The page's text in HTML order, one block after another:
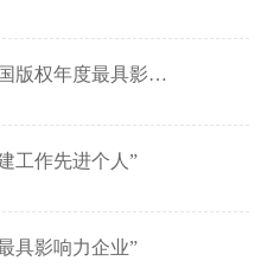
度最具影响力企业”
工作先进个人”
具影响力企业”